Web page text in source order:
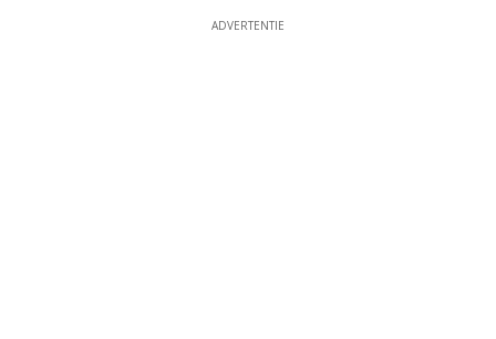
ADVERTENTIE